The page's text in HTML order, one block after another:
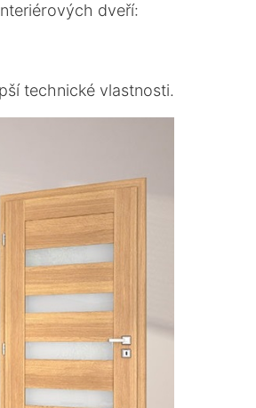
dveří:
technické vlastnosti.